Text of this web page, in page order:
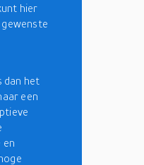
hier
dan het
een
en